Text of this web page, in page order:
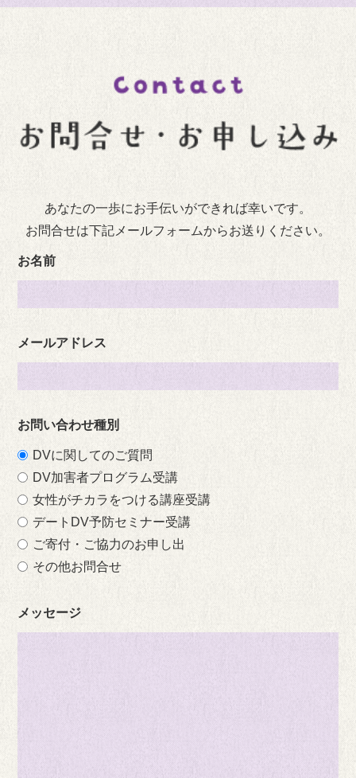
あなたの一歩にお手伝いができれば幸いです。
お問合せは下記メールフォームからお送りください。
お名前
メールアドレス
お問い合わせ種別
DVに関してのご質問
DV加害者プログラム受講
女性がチカラをつける講座受講
デートDV予防セミナー受講
ご寄付・ご協力のお申し出
その他お問合せ
メッセージ